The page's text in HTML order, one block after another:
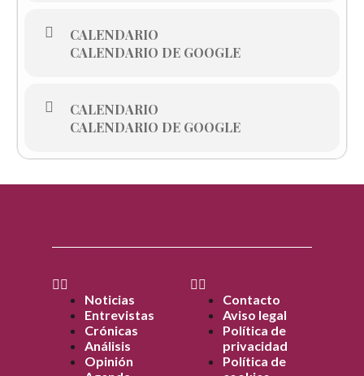
CALENDARIO
CALENDARIO DE GOOGLE
CALENDARIO
CALENDARIO DE GOOGLE
Noticias
Entrevistas
Crónicas
Análisis
Opinión
Contacto
Aviso legal
Política de
privacidad
Política de